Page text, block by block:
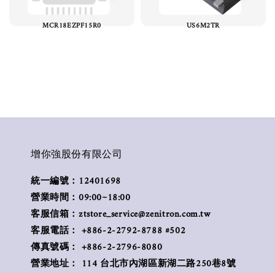
MCR18EZPF15R0 US6M2TR
增你強股份有限公司
統一編號：12401698
營業時間：09:00~18:00
客服信箱：ztstore_service@zenitron.com.tw
客服電話： +886-2-2792-8788 #502
傳真號碼： +886-2-2796-8080
營業地址： 114 台北市內湖區新湖二路250巷8號